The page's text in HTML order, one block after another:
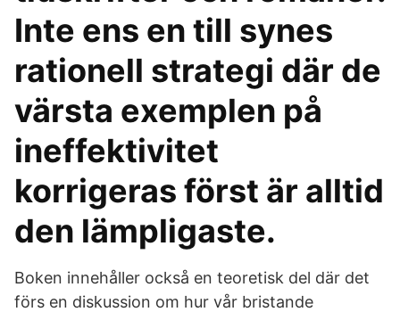
Inte ens en till synes
rationell strategi där de
värsta exemplen på
ineffektivitet
korrigeras först är alltid
den lämpligaste.
Boken innehåller också en teoretisk del där det
förs en diskussion om hur vår bristande